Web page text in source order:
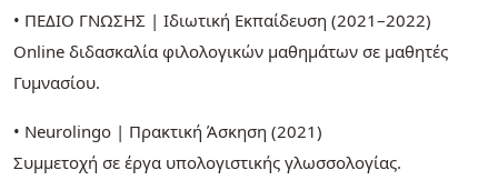
• ΠΕΔΙΟ ΓΝΩΣΗΣ | Ιδιωτική Εκπαίδευση (2021–2022)
Online διδασκαλία φιλολογικών μαθημάτων σε μαθητές
Γυμνασίου.
• Neurolingo | Πρακτική Άσκηση (2021)
Συμμετοχή σε έργα υπολογιστικής γλωσσολογίας.